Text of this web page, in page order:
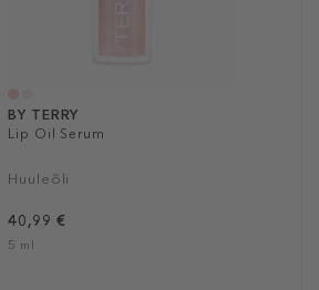
BY TERRY
Lip Oil Serum
Huuleõli
40,99 €
5 ml